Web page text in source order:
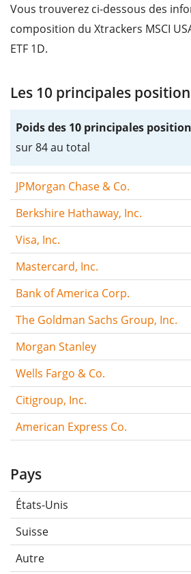
Vous trouverez ci-dessous des
composition du Xtrackers MSCI
ETF 1D.
Les 10 principales
Poids des 10 principales
sur 84 au total
JPMorgan Chase & Co.
Berkshire Hathaway, Inc.
Visa, Inc.
Mastercard, Inc.
Bank of America Corp.
The Goldman Sachs Group, Inc.
Morgan Stanley
Wells Fargo & Co.
Citigroup, Inc.
American Express Co.
Pays
États-Unis
Suisse
Autre